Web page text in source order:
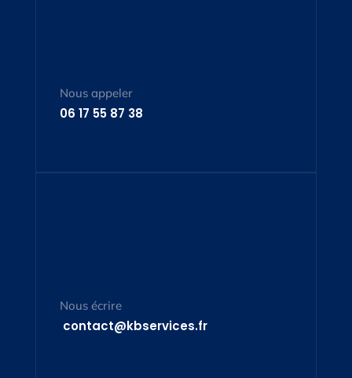
Nous appeler
06 17 55 87 38
Nous écrire
contact@kbservices.fr